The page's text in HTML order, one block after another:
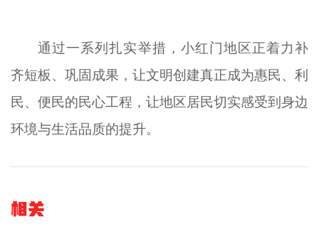
通过一系列扎实举措，小红门地区正着力补
齐短板、巩固成果，让文明创建真正成为惠民、利
民、便民的民心工程，让地区居民切实感受到身边
环境与生活品质的提升。
相关